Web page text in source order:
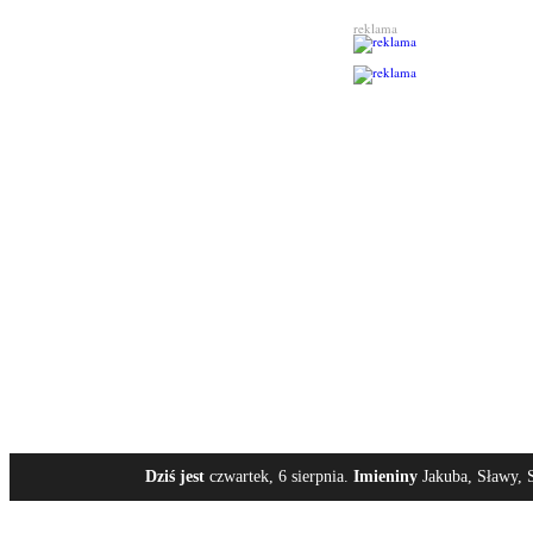
reklama
Dziś jest czwartek, 6 sierpnia. Imieniny Jakuba, Sławy,